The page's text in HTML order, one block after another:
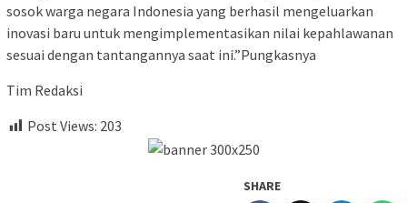
sosok warga negara Indonesia yang berhasil mengeluarkan
inovasi baru untuk mengimplementasikan nilai kepahlawanan
sesuai dengan tantangannya saat ini.”Pungkasnya
Tim Redaksi
Post Views: 203
SHARE